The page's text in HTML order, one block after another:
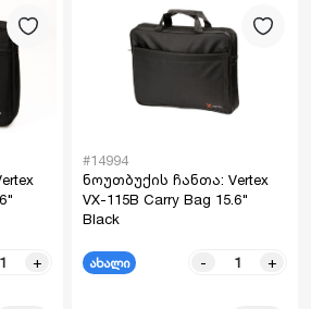
+
#14994
ნოუთბუქის ჩანთა: Vertex
VX-115B Carry Bag 15.6"
Black
ახალი - +